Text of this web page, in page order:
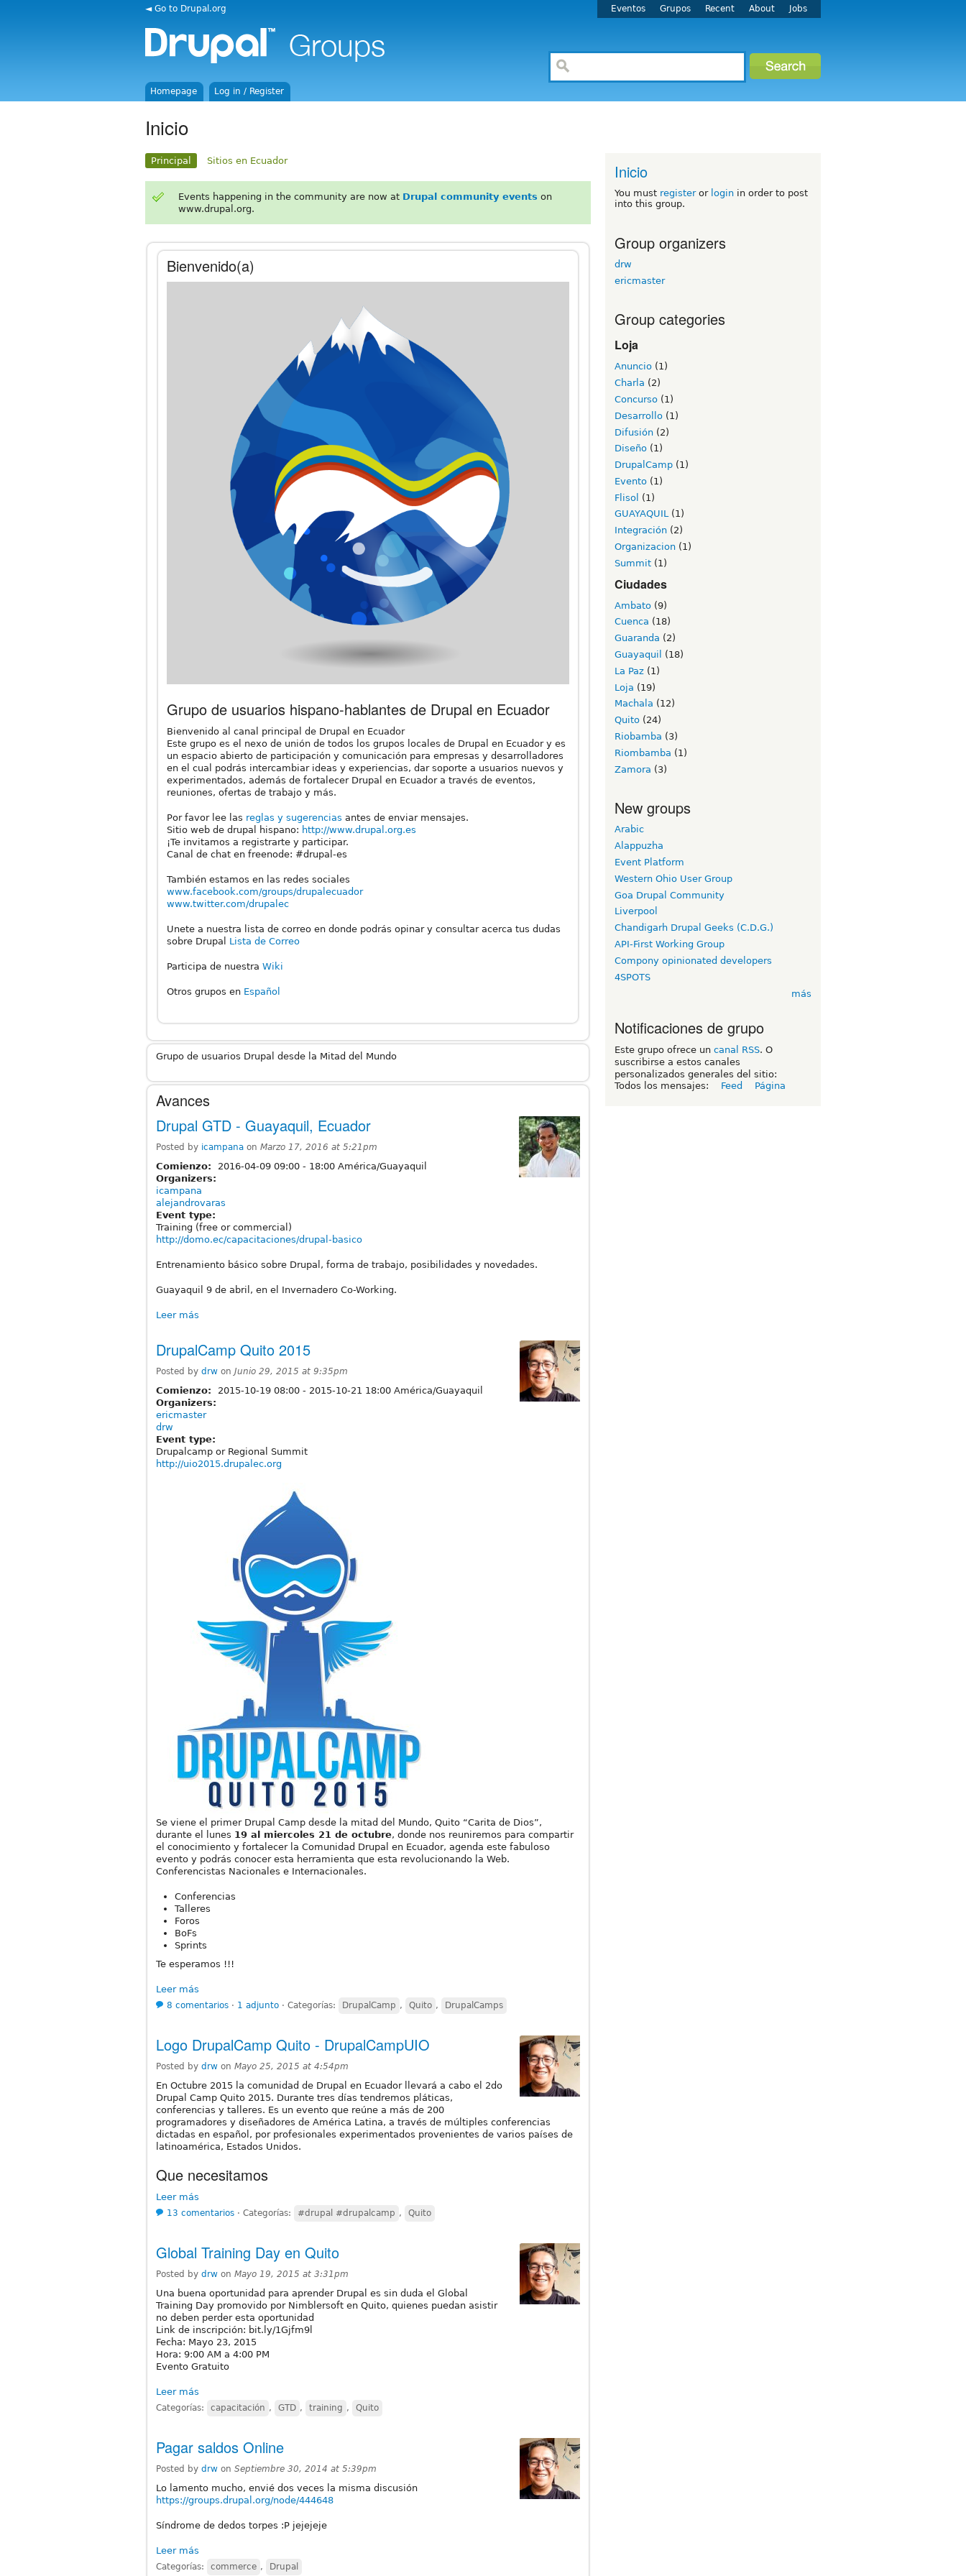
◄ Go to Drupal.org Eventos Grupos Recent About Jobs
Homepage Log in / Register
Inicio
Principal Sitios en Ecuador
Events happening in the community are now at Drupal community events on
www.drupal.org.
Bienvenido(a)
Grupo de usuarios hispano-hablantes de Drupal en Ecuador
Bienvenido al canal principal de Drupal en Ecuador
Este grupo es el nexo de unión de todos los grupos locales de Drupal en Ecuador y es
un espacio abierto de participación y comunicación para empresas y desarrolladores
en el cual podrás intercambiar ideas y experiencias, dar soporte a usuarios nuevos y
experimentados, además de fortalecer Drupal en Ecuador a través de eventos,
reuniones, ofertas de trabajo y más.
Por favor lee las reglas y sugerencias antes de enviar mensajes.
Sitio web de drupal hispano: http://www.drupal.org.es
¡Te invitamos a registrarte y participar.
Canal de chat en freenode: #drupal-es
También estamos en las redes sociales
www.facebook.com/groups/drupalecuador
www.twitter.com/drupalec
Unete a nuestra lista de correo en donde podrás opinar y consultar acerca tus dudas
sobre Drupal Lista de Correo
Participa de nuestra Wiki
Otros grupos en Español
Grupo de usuarios Drupal desde la Mitad del Mundo
Avances
Drupal GTD - Guayaquil, Ecuador
Posted by icampana on Marzo 17, 2016 at 5:21pm
Comienzo: 2016-04-09 09:00 - 18:00 América/Guayaquil
Organizers:
icampana
alejandrovaras
Event type:
Training (free or commercial)
http://domo.ec/capacitaciones/drupal-basico
Entrenamiento básico sobre Drupal, forma de trabajo, posibilidades y novedades.
Guayaquil 9 de abril, en el Invernadero Co-Working.
Leer más
DrupalCamp Quito 2015
Posted by drw on Junio 29, 2015 at 9:35pm
Comienzo: 2015-10-19 08:00 - 2015-10-21 18:00 América/Guayaquil
Organizers:
ericmaster
drw
Event type:
Drupalcamp or Regional Summit
http://uio2015.drupalec.org
Se viene el primer Drupal Camp desde la mitad del Mundo, Quito “Carita de Dios”,
durante el lunes 19 al miercoles 21 de octubre, donde nos reuniremos para compartir
el conocimiento y fortalecer la Comunidad Drupal en Ecuador, agenda este fabuloso
evento y podrás conocer esta herramienta que esta revolucionando la Web.
Conferencistas Nacionales e Internacionales.
Conferencias
Talleres
Foros
BoFs
Sprints
Te esperamos !!!
Leer más
8 comentarios ⋅ 1 adjunto ⋅ Categorías: DrupalCamp , Quito , DrupalCamps
Logo DrupalCamp Quito - DrupalCampUIO
Posted by drw on Mayo 25, 2015 at 4:54pm
En Octubre 2015 la comunidad de Drupal en Ecuador llevará a cabo el 2do
Drupal Camp Quito 2015. Durante tres días tendremos pláticas,
conferencias y talleres. Es un evento que reúne a más de 200
programadores y diseñadores de América Latina, a través de múltiples conferencias
dictadas en español, por profesionales experimentados provenientes de varios países de
latinoamérica, Estados Unidos.
Que necesitamos
Leer más
13 comentarios ⋅ Categorías: #drupal #drupalcamp , Quito
Global Training Day en Quito
Posted by drw on Mayo 19, 2015 at 3:31pm
Una buena oportunidad para aprender Drupal es sin duda el Global
Training Day promovido por Nimblersoft en Quito, quienes puedan asistir
no deben perder esta oportunidad
Link de inscripción: bit.ly/1Gjfm9l
Fecha: Mayo 23, 2015
Hora: 9:00 AM a 4:00 PM
Evento Gratuito
Leer más
Categorías: capacitación , GTD , training , Quito
Pagar saldos Online
Posted by drw on Septiembre 30, 2014 at 5:39pm
Lo lamento mucho, envié dos veces la misma discusión
https://groups.drupal.org/node/444648
Síndrome de dedos torpes :P jejejeje
Leer más
Categorías: commerce , Drupal
Inicio
You must registeror login in order to post
into this group.
Group organizers
drw
ericmaster
Group categories
Loja
Anuncio (1)
Charla (2)
Concurso (1)
Desarrollo (1)
Difusión (2)
Diseño (1)
DrupalCamp (1)
Evento (1)
Flisol (1)
GUAYAQUIL(1)
Integración (2)
Organizacion (1)
Summit (1)
Ciudades
Ambato (9)
Cuenca (18)
Guaranda (2)
Guayaquil
(18)
La Paz (1)
Loja (19)
Machala (12)
Quito (24)
Riobamba (3)
Riombamba (1)
Zamora (3)
New groups
Arabic
Alappuzha
Event Platform
Western Ohio User Group
Goa Drupal Community
Liverpool
Chandigarh Drupal Geeks (C.D.G.)
API-First Working Group
Compony opinionated developers
4SPOTS
más
Notificaciones de grupo
Este grupo ofrece un canal RSS. O
suscribirse a estos canales
personalizados generales del sitio:
Todos los mensajes:
Feed Página